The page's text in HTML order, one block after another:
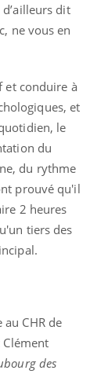
dit
ne vous en
et conduire à
et
le
du
du rythme
prouvé qu'il
2 heures
tiers des
CHR de
Clément
des